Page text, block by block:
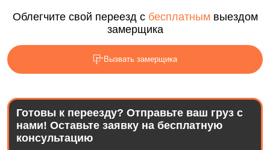
Облегчите свой переезд с бесплатнымвыездом
замерщика
Вызвать замерщика
Готовы к переезду? Отправьте ваш груз с
нами! Оставьте заявку на бесплатную
консультацию